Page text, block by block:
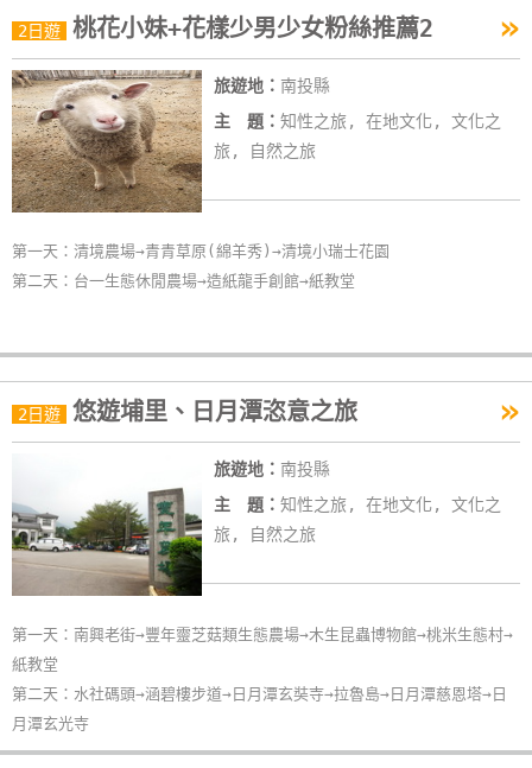
2日遊 桃花小妹+花樣少男少女粉絲推薦2 »
旅遊地： 南投縣
主 題： 知性之旅, 在地文化, 文化之
旅, 自然之旅
第一天：清境農場→青青草原(綿羊秀)→清境小瑞士花園
第二天：台一生態休閒農場→造紙龍手創館→紙教堂
2日遊 悠遊埔里、日月潭恣意之旅 »
旅遊地： 南投縣
主 題： 知性之旅, 在地文化, 文化之
旅, 自然之旅
第一天：南興老街→豐年靈芝菇類生態農場→木生昆蟲博物館→桃米生態村→
紙教堂
第二天：水社碼頭→涵碧樓步道→日月潭玄奘寺→拉魯島→日月潭慈恩塔→日
月潭玄光寺